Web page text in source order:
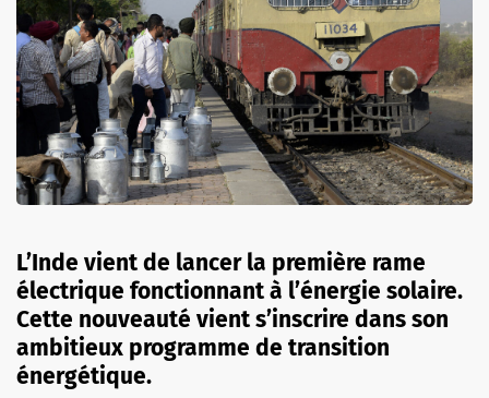
L’Inde vient de lancer la première rame
électrique fonctionnant à l’énergie solaire.
Cette nouveauté vient s’inscrire dans son
ambitieux programme de transition
énergétique.